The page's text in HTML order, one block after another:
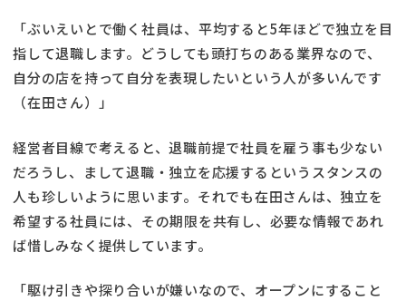
「ぶいえいとで働く社員は、平均すると5年ほどで独立を目
指して退職します。どうしても頭打ちのある業界なので、
自分の店を持って自分を表現したいという人が多いんです
（在田さん）」
経営者目線で考えると、退職前提で社員を雇う事も少ない
だろうし、まして退職・独立を応援するというスタンスの
人も珍しいように思います。それでも在田さんは、独立を
希望する社員には、その期限を共有し、必要な情報であれ
ば惜しみなく提供しています。
「駆け引きや探り合いが嫌いなので、オープンにすること